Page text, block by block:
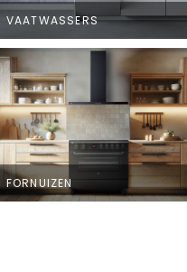
VAATWASSERS
FORNUIZEN